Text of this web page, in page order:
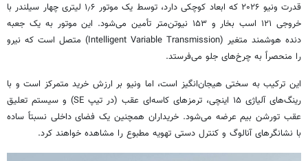
قدرت ونیو ۲۰۲۶ که ابعاد کوچکی دارد، توسط یک موتور ۱٫۶ لیتری چهار سیلندر با
خروجی ۱۲۱ اسب بخار و ۱۵۳ نیوتن‌متر تأمین می‌شود. این موتور به یک جعبه
دنده هوشمند متغیر (Intelligent Variable Transmission) متصل است که نیرو
را منحصراً به چرخ‌های جلو می‌فرستد.
این ترکیب به سختی هیجان‌انگیز است، اما ونیو بر ارزش خرید متمرکز است و با
رینگ‌های آلیاژی ۱۵ اینچی، ترمزهای کاسه‌ای عقب (در تیپ SE) و سیستم تعلیق
عقب تورشن بیم عرضه می‌شود. خریداران همچنین یک فضای داخلی نسبتاً ساده
با نشانگرهای آنالوگ و کنترل دستی تهویه مطبوع را مشاهده خواهند کرد.